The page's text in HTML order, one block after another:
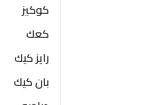
كوكيز
كعك
رايز كيك
بان كيك